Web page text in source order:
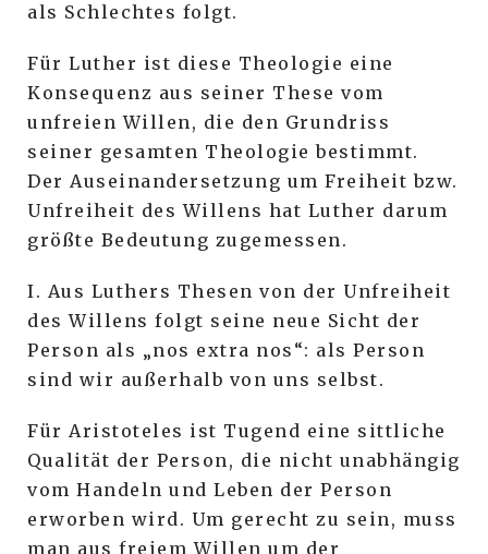
als Schlechtes folgt.
Für Luther ist diese Theologie eine
Konsequenz aus seiner These vom
unfreien Willen, die den Grundriss
seiner gesamten Theologie bestimmt.
Der Auseinandersetzung um Freiheit bzw.
Unfreiheit des Willens hat Luther darum
größte Bedeutung zugemessen.
I. Aus Luthers Thesen von der Unfreiheit
des Willens folgt seine neue Sicht der
Person als „nos extra nos“: als Person
sind wir außerhalb von uns selbst.
Für Aristoteles ist Tugend eine sittliche
Qualität der Person, die nicht unabhängig
vom Handeln und Leben der Person
erworben wird. Um gerecht zu sein, muss
man aus freiem Willen um der